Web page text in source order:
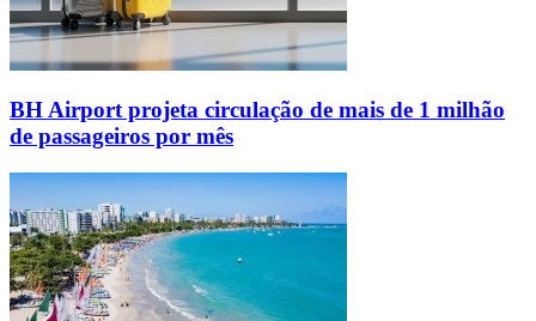
BH Airport projeta circulação de mais de 1 milhão
de passageiros por mês